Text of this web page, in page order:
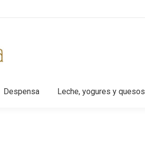
Despensa Leche, yogures y quesos